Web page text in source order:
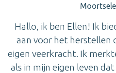
Hallo, ik ben Ellen! Ik
aan voor het herstellen
eigen veerkracht. Ik
als in mijn eigen leven